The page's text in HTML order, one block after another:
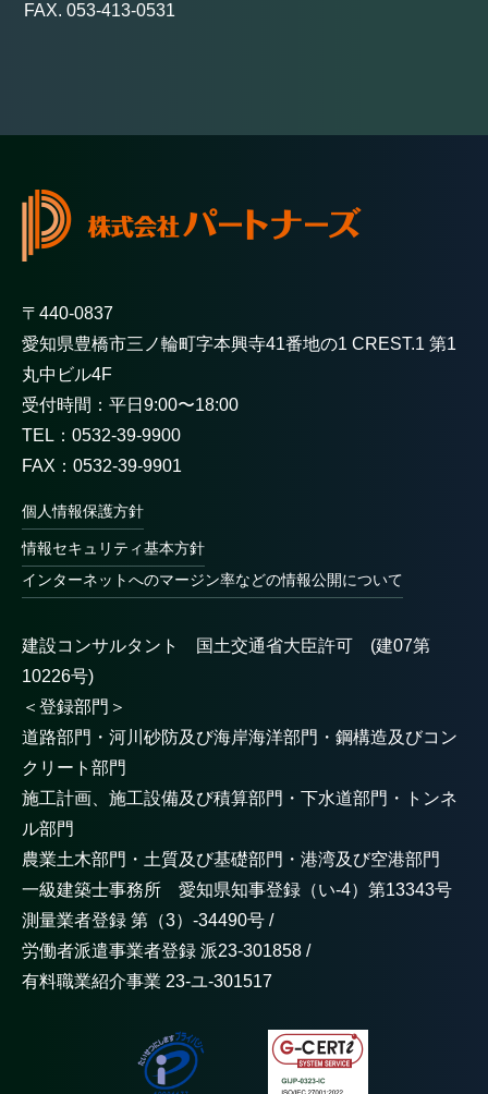
FAX. 053-413-0531
〒440-0837
愛知県豊橋市三ノ輪町字本興寺41番地の1 CREST.1 第1
丸中ビル4F
受付時間：平日9:00〜18:00
TEL：0532-39-9900
FAX：0532-39-9901
個人情報保護方針
情報セキュリティ基本方針
インターネットへのマージン率などの情報公開について
建設コンサルタント 国土交通省大臣許可 (建07第
10226号)
＜登録部門＞
道路部門・河川砂防及び海岸海洋部門・鋼構造及びコン
クリート部門
施工計画、施工設備及び積算部門・下水道部門・トンネ
ル部門
農業土木部門・土質及び基礎部門・港湾及び空港部門
一級建築士事務所 愛知県知事登録（い-4）第13343号
測量業者登録 第（3）-34490号 /
労働者派遣事業者登録 派23-301858 /
有料職業紹介事業 23-ユ-301517